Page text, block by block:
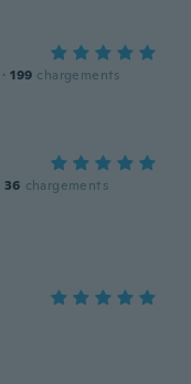
· 199 chargements
36 chargements